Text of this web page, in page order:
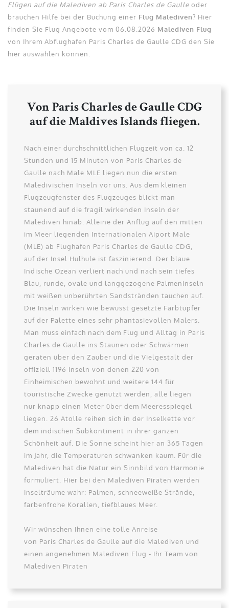
Flügen auf die Malediven ab Paris Charles de Gaulle oder
brauchen Hilfe bei der Buchung einer Flug Malediven? Hier
finden Sie Flug Angebote vom 06.08.2026 Malediven Flug
von Ihrem Abflughafen Paris Charles de Gaulle CDG den Sie
hier auswählen können.
Von Paris Charles de Gaulle CDG
auf die Maldives Islands fliegen.
Nach einer durchschnittlichen Flugzeit von ca. 12
Stunden und 15 Minuten von Paris Charles de
Gaulle nach Male MLE liegen nun die ersten
Maledivischen Inseln vor uns. Aus dem kleinen
Flugzeugfenster des Flugzeuges blickt man
staunend auf die fragil wirkenden Inseln der
Malediven hinab. Alleine der Anflug auf den mitten
im Meer liegenden Internationalen Aiport Male
(MLE) ab Flughafen Paris Charles de Gaulle CDG,
auf der Insel Hulhule ist faszinierend. Der blaue
Indische Ozean verliert nach und nach sein tiefes
Blau, runde, ovale und langgezogene Palmeninseln
mit weißen unberührten Sandstränden tauchen auf.
Die Inseln wirken wie bewusst gesetzte Farbtupfer
auf der Palette eines sehr phantasievollen Malers.
Man muss einfach nach dem Flug und Alltag in Paris
Charles de Gaulle ins Staunen oder Schwärmen
geraten über den Zauber und die Vielgestalt der
offiziell 1196 Inseln von denen 220 von
Einheimischen bewohnt und weitere 144 für
touristische Zwecke genutzt werden, alle liegen
nur knapp einen Meter über dem Meeresspiegel
liegen. 26 Atolle reihen sich in der Inselkette vor
dem indischen Subkontinent in ihrer ganzen
Schönheit auf. Die Sonne scheint hier an 365 Tagen
im Jahr, die Temperaturen schwanken kaum. Für die
Malediven hat die Natur ein Sinnbild von Harmonie
formuliert. Hier bei den Malediven Piraten werden
Inselträume wahr: Palmen, schneeweiße Strände,
farbenfrohe Korallen, tiefblaues Meer.
Wir wünschen Ihnen eine tolle Anreise
von Paris Charles de Gaulle auf die Malediven und
einen angenehmen Malediven Flug - Ihr Team von
Malediven Piraten